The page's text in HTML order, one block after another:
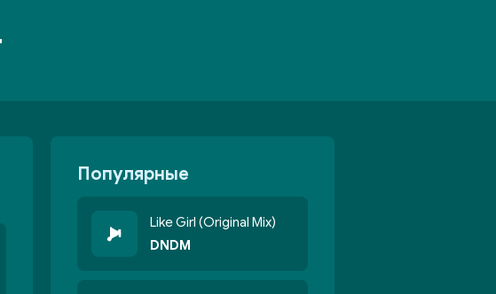
Популярные
Like Girl (Original Mix)
DNDM